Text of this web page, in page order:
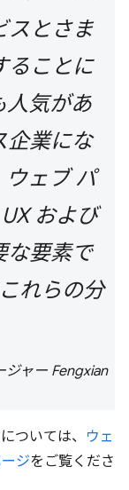
スとさま
ることに
人気があ
企業にな
ウェブ パ
および
な要素で
れらの分
ジャー Fengxian
ついては、 ウェ
ジをご覧くださ